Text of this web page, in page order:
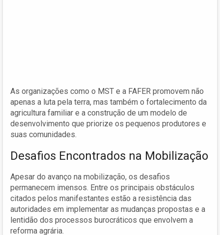
As organizações como o MST e a FAFER promovem não
apenas a luta pela terra, mas também o fortalecimento da
agricultura familiar e a construção de um modelo de
desenvolvimento que priorize os pequenos produtores e
suas comunidades.
Desafios Encontrados na Mobilização
Apesar do avanço na mobilização, os desafios
permanecem imensos. Entre os principais obstáculos
citados pelos manifestantes estão a resistência das
autoridades em implementar as mudanças propostas e a
lentidão dos processos burocráticos que envolvem a
reforma agrária.